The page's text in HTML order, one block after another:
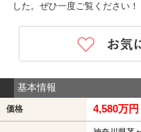
した。ぜひ一度ご覧ください！
基本情報
価格 4,580万円